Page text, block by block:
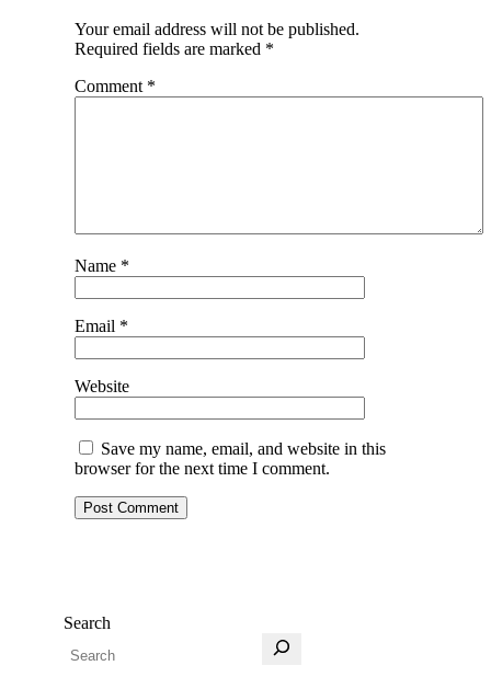
Your email address will not be published.
Required fields are marked *
Comment *
Name *
Email *
Website
Save my name, email, and website in this
browser for the next time I comment.
Search